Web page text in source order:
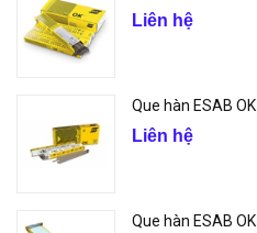
Liên hệ
Que hàn ESAB
Liên hệ
Que hàn ESAB